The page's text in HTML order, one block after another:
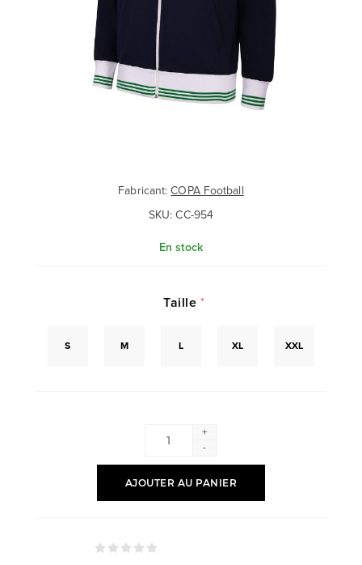
Fabricant: COPA Football
SKU: CC-954
En stock
Taille *
S M L XL XXL
+
-
AJOUTER AU PANIER